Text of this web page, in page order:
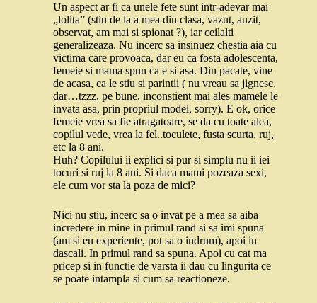
Un aspect ar fi ca unele fete sunt intr-adevar mai
„lolita” (stiu de la a mea din clasa, vazut, auzit,
observat, am mai si spionat ?), iar ceilalti
generalizeaza. Nu incerc sa insinuez chestia aia cu
victima care provoaca, dar eu ca fosta adolescenta,
femeie si mama spun ca e si asa. Din pacate, vine
de acasa, ca le stiu si parintii ( nu vreau sa jignesc,
dar…tzzz, pe bune, inconstient mai ales mamele le
invata asa, prin propriul model, sorry). E ok, orice
femeie vrea sa fie atragatoare, se da cu toate alea,
copilul vede, vrea la fel..toculete, fusta scurta, ruj,
etc la 8 ani.
Huh? Copilului ii explici si pur si simplu nu ii iei
tocuri si ruj la 8 ani. Si daca mami pozeaza sexi,
ele cum vor sta la poza de mici?
Nici nu stiu, incerc sa o invat pe a mea sa aiba
incredere in mine in primul rand si sa imi spuna
(am si eu experiente, pot sa o indrum), apoi in
dascali. In primul rand sa spuna. Apoi cu cat ma
pricep si in functie de varsta ii dau cu lingurita ce
se poate intampla si cum sa reactioneze.